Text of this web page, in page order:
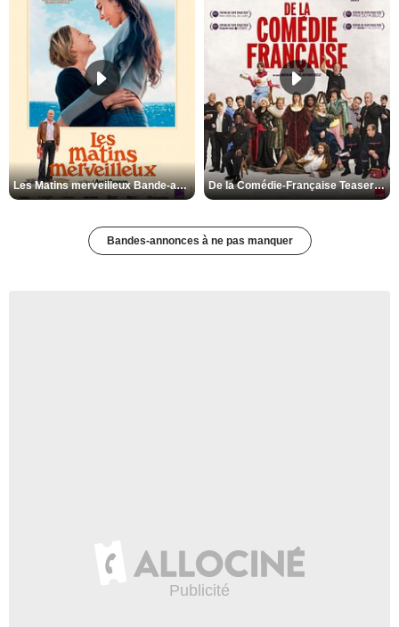
Les Matins merveilleux Bande-annonce VF De la Comédie-Française Teaser VF
Bandes-annonces à ne pas manquer